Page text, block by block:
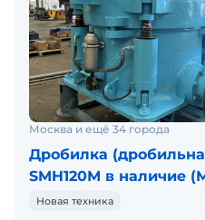
Москва и ещё 34 города
Дробилка
SMH120М в наличие
Новая техника